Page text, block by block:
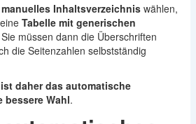
manuelles Inhaltsverzeichniswählen,
Tabelle mit generischen
müssen dann die Überschriften
die Seitenzahlen selbstständig
daher das automatische
Wahl.